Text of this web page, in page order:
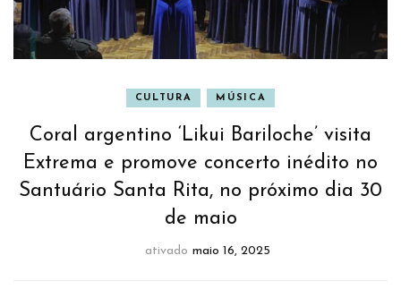
CULTURA MÚSICA
Coral argentino ‘Likui Bariloche’ visita
Extrema e promove concerto inédito no
Santuário Santa Rita, no próximo dia 30
de maio
ativado maio 16, 2025